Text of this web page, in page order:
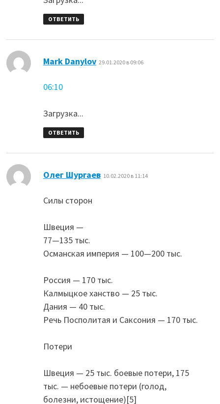
ОТВЕТИТЬ
Mark Danylov: 29.01.2020 в 09:06
06:10
Загрузка...
ОТВЕТИТЬ
Олег Шургаев: 10.02.2020 в 11:14
Силы сторон
Швеция —
77—135 тыс.
Османская империя — 100—200 тыс.
Россия — 170 тыс.
Калмыцкое ханство — 25 тыс.
Дания — 40 тыс.
Речь Посполитая и Саксония — 170 тыс.
Потери
Швеция — 25 тыс. боевые потери, 175
тыс. — небоевые потери (голод,
болезни, истощение)[5]